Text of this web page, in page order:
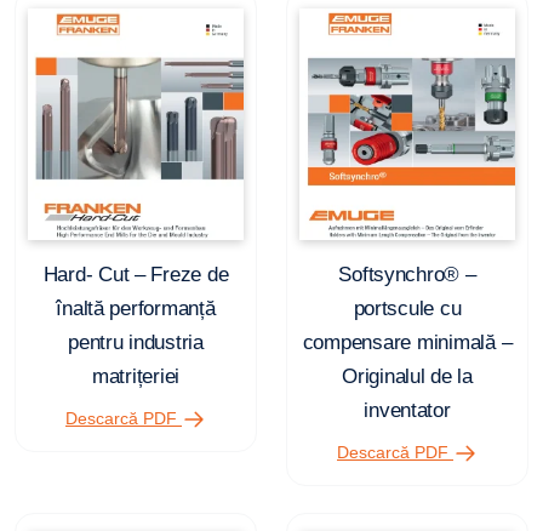
Hard- Cut – Freze de
înaltă performanță
pentru industria
matrițeriei
Descarcă PDF
Softsynchro® –
portscule cu
compensare minimală –
Originalul de la
inventator
Descarcă PDF